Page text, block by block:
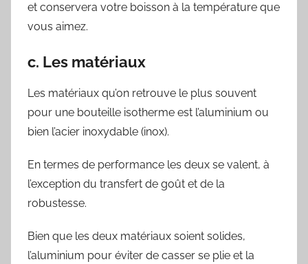
et conservera votre boisson à la température que
vous aimez.
c. Les matériaux
Les matériaux qu’on retrouve le plus souvent
pour une bouteille isotherme est l’aluminium ou
bien l’acier inoxydable (inox).
En termes de performance les deux se valent, à
l’exception du transfert de goût et de la
robustesse.
Bien que les deux matériaux soient solides,
l’aluminium pour éviter de casser se plie et la